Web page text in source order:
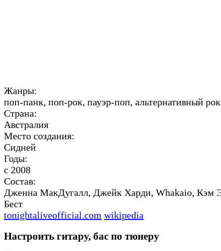
Жанры:
поп-панк, поп-рок, пауэр-поп, альтернативный рок
Страна:
Австралия
Место создания:
Сидней
Годы:
с 2008
Состав:
Дженна МакДугалл, Джейк Харди, Whakaio, Кэм
Бест
tonightaliveofficial.com wikipedia
Настроить гитару, бас по тюнеру